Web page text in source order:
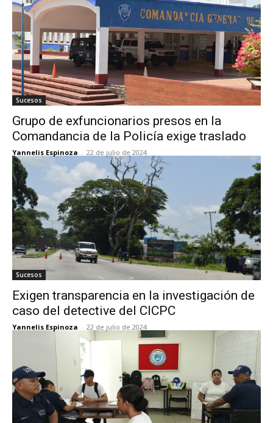
Sucesos
Grupo de exfuncionarios presos en la
Comandancia de la Policía exige traslado
Yannelis Espinoza - 22 de julio de 2024
Sucesos
Exigen transparencia en la investigación de
caso del detective del CICPC
Yannelis Espinoza - 22 de julio de 2024